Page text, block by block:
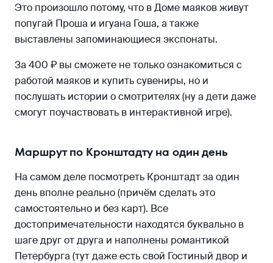
Это произошло потому, что в Доме маяков живут
попугай Проша и игуана Гоша, а также
выставлены запоминающиеся экспонаты.
За 400 ₽ вы сможете не только ознакомиться с
работой маяков и купить сувениры, но и
послушать истории о смотрителях (ну а дети даже
смогут поучаствовать в интерактивной игре).
Маршрут по Кронштадту на один день
На самом деле посмотреть Кронштадт за один
день вполне реально (причём сделать это
самостоятельно и без карт). Все
достопримечательности находятся буквально в
шаге друг от друга и наполнены романтикой
Петербурга (тут даже есть свой Гостиный двор и